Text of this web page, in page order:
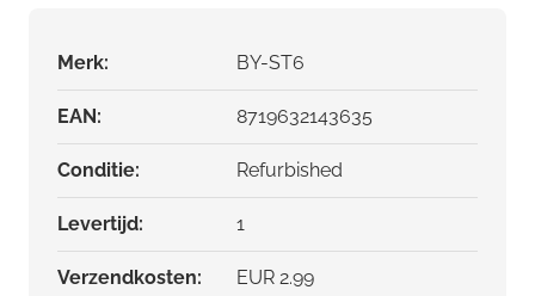
Merk: BY-ST6
EAN: 8719632143635
Conditie: Refurbished
Levertijd: 1
Verzendkosten: EUR 2.99